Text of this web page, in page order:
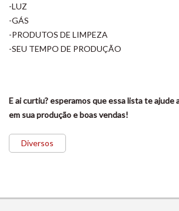
-LUZ
-GÁS
-PRODUTOS DE LIMPEZA
-SEU TEMPO DE PRODUÇÃO
E ai curtiu? esperamos que essa lista te ajude
em sua produção e boas vendas!
Diversos